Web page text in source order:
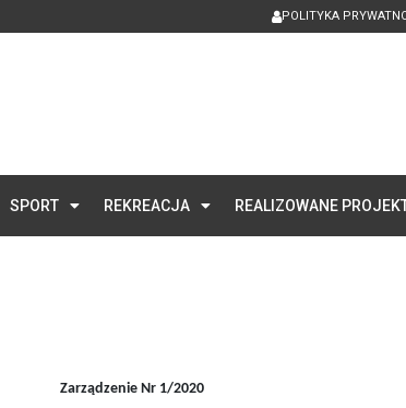
POLITYKA
SPORT REKREACJA REALIZOWANE
Zarządzenie Nr 1/2020